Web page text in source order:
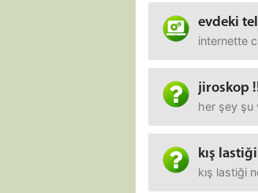
evdeki
internette
jiroskop
her şey şu
kış
kış lastiği